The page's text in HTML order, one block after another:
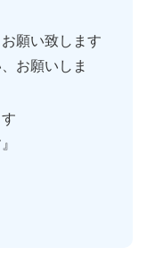
願い致します
お願いしま